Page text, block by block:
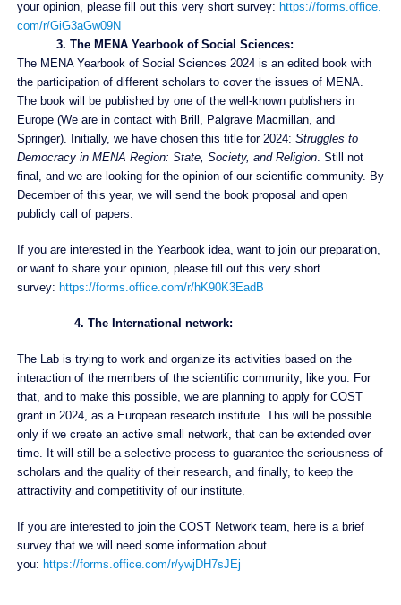
your opinion, please fill out this very short survey: https://forms.office.
com/r/GiG3aGw09N
3. The MENA Yearbook of Social Sciences:
The MENA Yearbook of Social Sciences 2024 is an edited book with
the participation of different scholars to cover the issues of MENA.
The book will be published by one of the well-known publishers in
Europe (We are in contact with Brill, Palgrave Macmillan, and
Springer). Initially, we have chosen this title for 2024: Struggles to
Democracy in MENA Region: State, Society, and Religion. Still not
final, and we are looking for the opinion of our scientific community. By
December of this year, we will send the book proposal and open
publicly call of papers.
If you are interested in the Yearbook idea, want to join our preparation,
or want to share your opinion, please fill out this very short
survey: https://forms.office.com/r/hK90K3EadB
4. ​The International network:
The Lab is trying to work and organize its activities based on the
interaction of the members of the scientific community, like you. For
that, and to make this possible, we are planning to apply for COST
grant in 2024, as a European research institute. This will be possible
only if we create an active small network, that can be extended over
time. It will still be a selective process to guarantee the seriousness of
scholars and the quality of their research, and finally, to keep the
attractivity and competitivity of our institute.
If you are interested to join the COST Network team, here is a brief
survey that we will need some information about
you: https://forms.office.com/r/ywjDH7sJEj